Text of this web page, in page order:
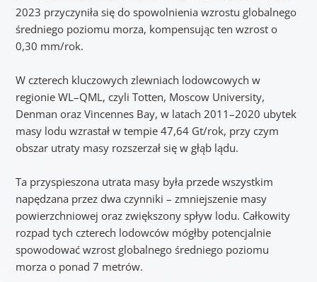
2023 przyczyniła się do spowolnienia wzrostu globalnego
średniego poziomu morza, kompensując ten wzrost o
0,30 mm/rok.
W czterech kluczowych zlewniach lodowcowych w
regionie WL–QML, czyli Totten, Moscow University,
Denman oraz Vincennes Bay, w latach 2011–2020 ubytek
masy lodu wzrastał w tempie 47,64 Gt/rok, przy czym
obszar utraty masy rozszerzał się w głąb lądu.
Ta przyspieszona utrata masy była przede wszystkim
napędzana przez dwa czynniki – zmniejszenie masy
powierzchniowej oraz zwiększony spływ lodu. Całkowity
rozpad tych czterech lodowców mógłby potencjalnie
spowodować wzrost globalnego średniego poziomu
morza o ponad 7 metrów.